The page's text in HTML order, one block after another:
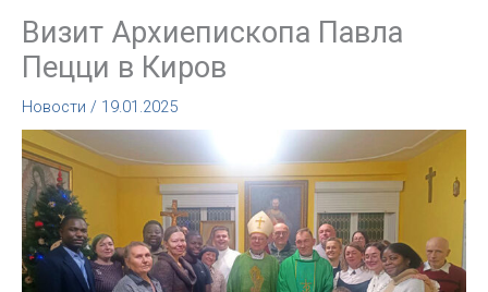
Визит Архиепископа Павла
Пецци в Киров
Новости / 19.01.2025